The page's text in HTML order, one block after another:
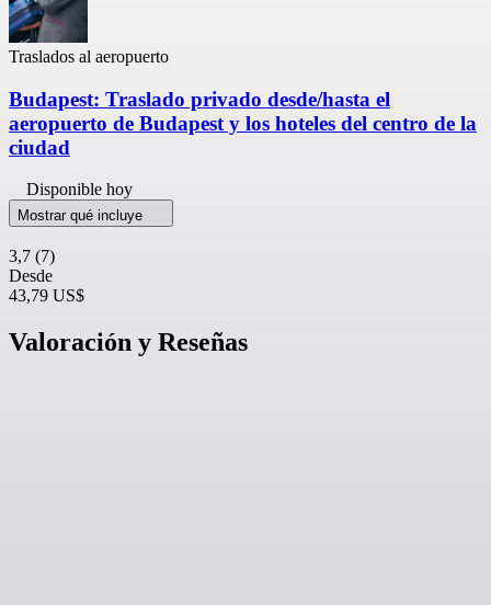
Traslados al aeropuerto
Budapest: Traslado privado desde/hasta el
aeropuerto de Budapest y los hoteles del centro de la
ciudad
Disponible hoy
Mostrar qué incluye
3,7 (7)
Desde
43,79 US$
Valoración y Reseñas